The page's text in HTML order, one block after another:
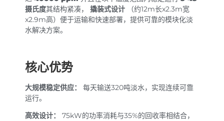
摄氏度其结构紧凑， 撬装式设计 （约12m长x2.3m宽
x2.9m高）便于运输和快速部署，提供可靠的模块化淡
水解决方案。
核心优势
大规模稳定供应：
每天输送320吨淡水，实现连续可靠
运行。
高效设计：
75kW的功率消耗与35%的回收率相结合，